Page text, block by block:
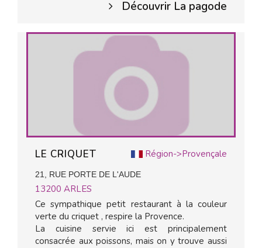
Découvrir La pagode
Région->Provençale
LE CRIQUET
21, RUE PORTE DE L'AUDE
13200 ARLES
Ce sympathique petit restaurant à la couleur
verte du criquet , respire la Provence.
La cuisine servie ici est principalement
consacrée aux poissons, mais on y trouve aussi